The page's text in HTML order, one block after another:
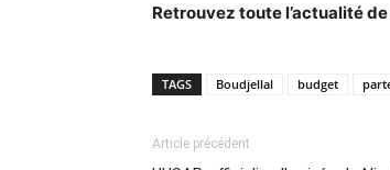
Retrouvez toute l’actualité
TAGS Boudjellal budget
Article précédent